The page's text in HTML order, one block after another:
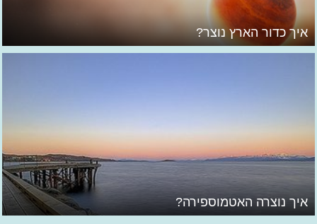
איך כדור הארץ נוצר?
איך נוצרה האטמוספירה?